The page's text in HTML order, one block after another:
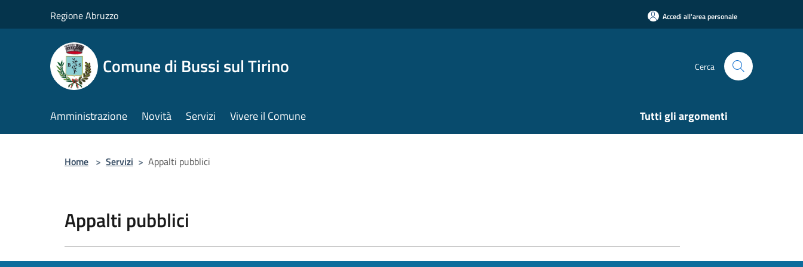
Regione Abruzzo Accedi all'area personale
Comune di Bussi sul Tirino Cerca
Amministrazione Novità Servizi Vivere il Comune Tutti gli argomenti
Home > Servizi > Appalti pubblici
Appalti pubblici